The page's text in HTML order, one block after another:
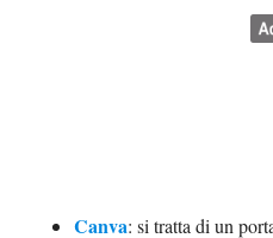
Canva: si tratta di un